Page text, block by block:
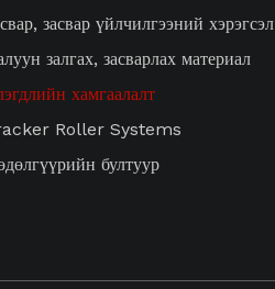
засвар үйлчилгээний хэрэгсэл
залгах, засварлах материал
хамгаалалт
Roller Systems
бултуур